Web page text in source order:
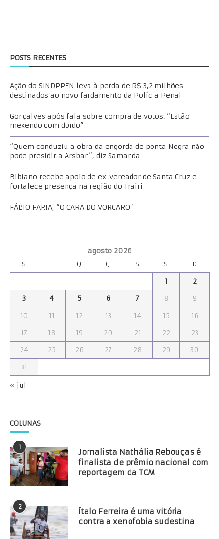
POSTS RECENTES
Ação do SINDPPEN leva à perda de R$ 3,2 milhões
destinados ao novo fardamento da Polícia Penal
Gonçalves após fala sobre compra de votos: “Estão
mexendo com doido”
“Quem conduziu a obra da engorda de ponta Negra não
pode presidir a Arsban”, diz Samanda
Bibiano recebe apoio de ex-vereador de Santa Cruz e
fortalece presença na região do Trairi
FÁBIO FARIA, “O CARA DO VORCARO”
agosto 2026
S T Q Q S S D
1
2
3
4 5 6 7 8
9
10
11 12 13 14 15
16
17
18 19 20 21 22
23
24
25 26 27 28 29
30
31
« jul
COLUNAS
1
Jornalista Nathália Rebouças é
finalista de prêmio nacional com
reportagem da TCM
2
Ítalo Ferreira é uma vitória
contra a xenofobia sudestina